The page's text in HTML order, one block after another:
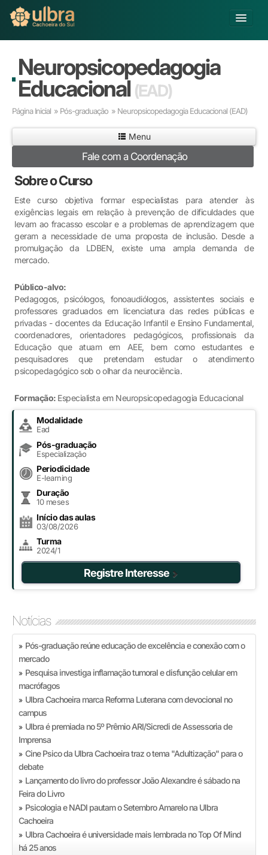
Buscar
Já sou Aluno
Matricule-se
Educação Básica
Pós-graduação
Educação a Distância
Pesquisa
Extensão
Infraestrutura e Serviços
Inovação
Sobre a ULBRA
Neuropsicopedagogia
Educacional (EAD)
Página Inicial » Pós-graduação » Neuropsicopedagogia Educacional (EAD)
Menu
Fale com a Coordenação
Sobre o Curso
Este curso objetiva formar especialistas para atender às
exigências legais em relação à prevenção de dificuldades que
levam ao fracasso escolar e a problemas de aprendizagem que
geram a necessidade de uma proposta de inclusão. Desde a
promulgação da LDBEN, existe uma ampla demanda de
mercado.
Público-alvo:
Pedagogos, psicólogos, fonoaudiólogos, assistentes sociais e
professores graduados em licenciatura das redes públicas e
privadas - docentes da Educação Infantil e Ensino Fundamental,
coordenadores, orientadores pedagógicos, profissionais da
Educação que atuam em AEE, bem como estudantes e
pesquisadores que pretendam estudar o atendimento
psicopedagógico sob o olhar da neurociência.
Formação: Especialista em Neuropsicopedagogia Educacional
Modalidade
Ead
Pós-graduação
Especialização
Periodicidade
E-learning
Duração
10 meses
Início das aulas
03/08/2026
Turma
2024/1
Registre Interesse
Notícias
» Pós-graduação reúne educação de excelência e conexão com o
mercado
» Pesquisa investiga inflamação tumoral e disfunção celular em
macrófagos
» Ulbra Cachoeira marca Reforma Luterana com devocional no
campus
» Ulbra é premiada no 5º Prêmio ARI/Sicredi de Assessoria de
Imprensa
» Cine Psico da Ulbra Cachoeira traz o tema "Adultização" para o
debate
» Lançamento do livro do professor João Alexandre é sábado na
Feira do Livro
» Psicologia e NADI pautam o Setembro Amarelo na Ulbra
Cachoeira
» Ulbra Cachoeira é universidade mais lembrada no Top Of Mind
há 25 anos